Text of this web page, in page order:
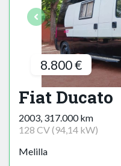
8.800 €
Fiat Ducato
2003, 317.000 km
128 CV (94,14 kW)
Melilla